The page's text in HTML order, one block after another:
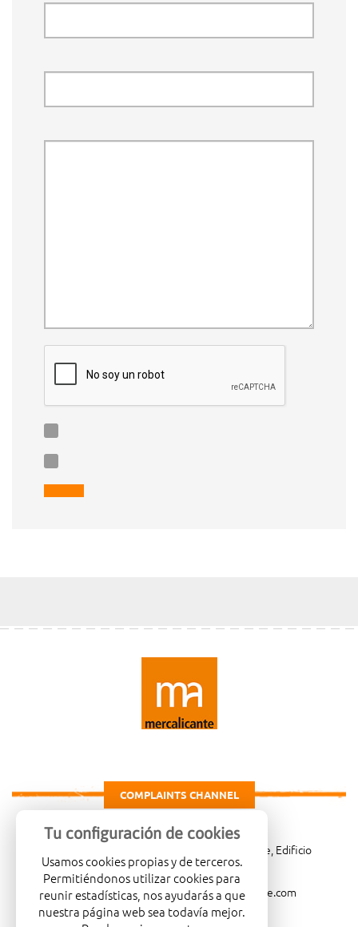
COMPLAINTS CHANNEL
Carretera de Madrid Km. 4, 03007 Alicante, Edificio
Administrativo, planta 3ª
966081001
merca@mercalicante.com
Tu configuración de cookies
Usamos cookies propias y de terceros.
Permitiéndonos utilizar cookies para
reunir estadísticas, nos ayudarás a que
nuestra página web sea todavía mejor.